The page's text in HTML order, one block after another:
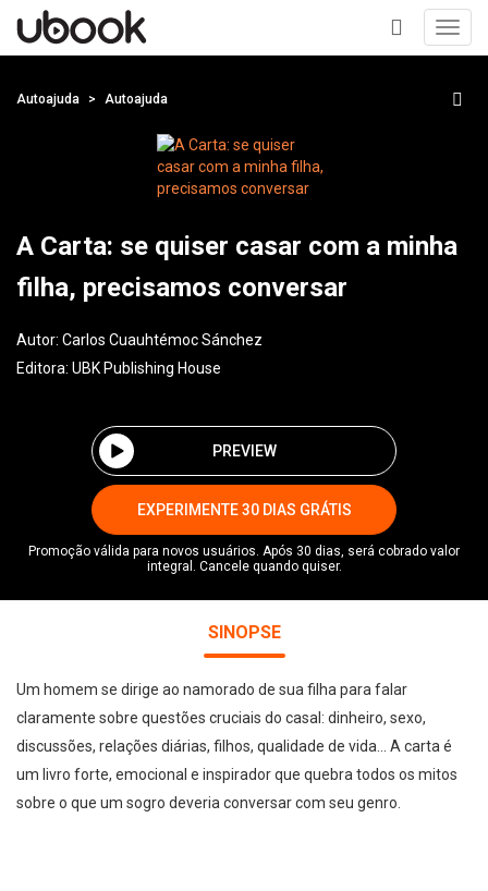
+
Autoajuda Autoajuda
A Carta: se quiser casar com a minha
filha, precisamos conversar
Autor: Carlos Cuauhtémoc Sánchez
Editora: UBK Publishing House
PREVIEW
EXPERIMENTE 30 DIAS GRÁTIS
Promoção válida para novos usuários. Após 30 dias, será cobrado valor
integral. Cancele quando quiser.
SINOPSE
Um homem se dirige ao namorado de sua filha para falar
claramente sobre questões cruciais do casal: dinheiro, sexo,
discussões, relações diárias, filhos, qualidade de vida... A carta é
um livro forte, emocional e inspirador que quebra todos os mitos
sobre o que um sogro deveria conversar com seu genro.